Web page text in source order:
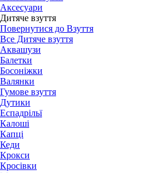
Аксесуари
Дитяче взуття
Повернутися до Взуття
Все Дитяче взуття
Аквашузи
Балетки
Босоніжки
Валянки
Гумове взуття
Дутики
Еспадрільї
Калоші
Капці
Кеди
Крокси
Кросівки